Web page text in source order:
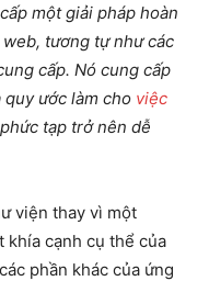
một giải pháp hoàn
web, tương tự như các
cấp. Nó cung cấp
ước làm cho việc
phức tạp trở nên dễ
viện thay vì một
khía cạnh cụ thể của
phần khác của ứng